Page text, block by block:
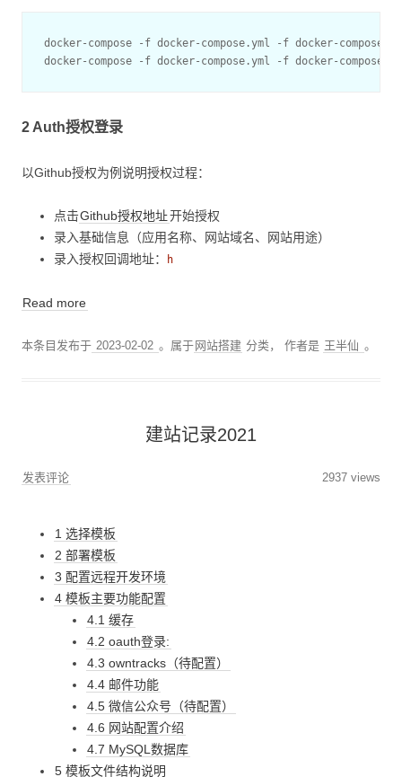
docker-compose -f docker-compose.yml -f docker-
2 Auth授权登录
以Github授权为例说明授权过程：
点击Github授权地址开始授权
录入基础信息（应用名称、网站域名、网站用途）
录入授权回调地址：
h
Read more
本条目发布于 2023-02-02 。属于网站搭建 分类，作者是 王半仙 。
建站记录2021
发表评论 2937 views
1 选择模板
2 部署模板
3 配置远程开发环境
4 模板主要功能配置
4.1 缓存
4.2 oauth登录:
4.3 owntracks（待配置）
4.4 邮件功能
4.5 微信公众号（待配置）
4.6 网站配置介绍
4.7 MySQL数据库
5 模板文件结构说明